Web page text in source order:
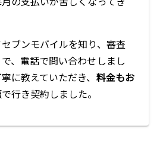
ブンモバイルを知り、審査
、電話で問い合わせしまし
に教えていただき、 料金もお
行き契約しました。